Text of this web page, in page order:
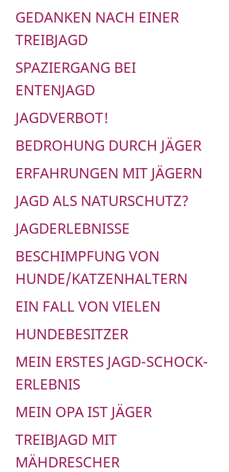
GEDANKEN NACH EINER
TREIBJAGD
SPAZIERGANG BEI
ENTENJAGD
JAGDVERBOT!
BEDROHUNG DURCH JÄGER
ERFAHRUNGEN MIT JÄGERN
JAGD ALS NATURSCHUTZ?
JAGDERLEBNISSE
BESCHIMPFUNG VON
HUNDE/KATZENHALTERN
EIN FALL VON VIELEN
HUNDEBESITZER
MEIN ERSTES JAGD-SCHOCK-
ERLEBNIS
MEIN OPA IST JÄGER
TREIBJAGD MIT
MÄHDRESCHER